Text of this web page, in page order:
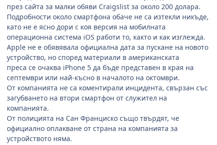
през сайта за малки обяви Craigslist за около 200 долара.
Подробности около смартфона обаче не са изтекли никъде,
като не е ясно дори с коя версия на мобилната
операционна система iOS работи то, както и как изглежда.
Apple не е обявявала официална дата за пускане на новото
устройство, но според материали в американската
преса се очаква iPhone 5 да бъде представен в края на
септември или най-късно в началото на октомври.
От компанията не са коментирали инцидента, свързан със
загубването на втори смартфон от служител на
компанията.
От полицията на Сан Франциско също твърдят, че
официално оплакване от страна на компанията за
устройството няма.